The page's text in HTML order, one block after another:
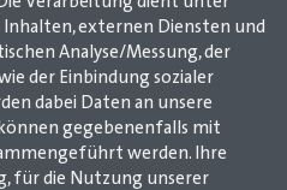
externen Diensten und
Analyse/Messung, der
der Einbindung sozialer
dabei Daten an unsere
gegebenenfalls mit
werden. Ihre
für die Nutzung unserer
MEHR
Senden